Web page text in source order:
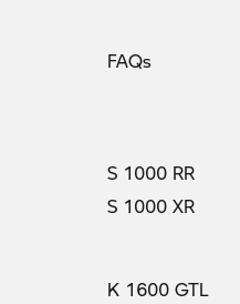
FAQs
S 1000 RR
S 1000 XR
K 1600 GTL